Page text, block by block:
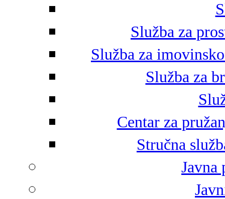
Služba za
Služba za
Služba za
Centar za
Stručna
Javna